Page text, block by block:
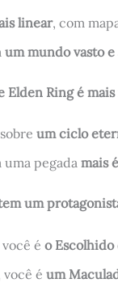
linear, com
um mundo vasto
Elden Ring é
um ciclo
pegada mais
um
é o Escolhido
você é um